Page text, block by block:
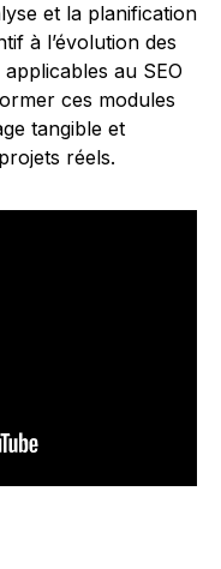
et la planification
à l’évolution des
au SEO
ces modules
tangible et
réels.